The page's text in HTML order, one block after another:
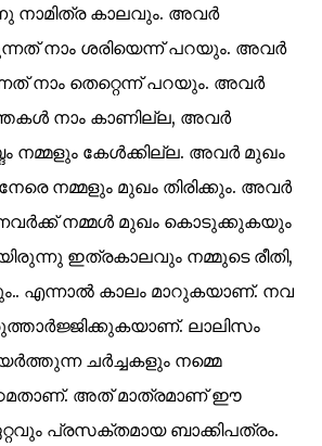
നാമിത്ര കാലവും. അവർ
നാം ശരിയെന്ന് പറയും. അവർ
നാം തെറ്റെന്ന് പറയും. അവർ
നാം കാണില്ല, അവർ
നമ്മളും കേൾക്കില്ല. അവർ മുഖം
നേരെ നമ്മളും മുഖം തിരിക്കും. അവർ
നമ്മൾ മുഖം കൊടുക്കുകയും
ഇത്രകാലവും നമ്മുടെ രീതി,
എന്നാൽ കാലം മാറുകയാണ്. നവ
ലാലിസം
ചർച്ചകളും നമ്മെ
അത് മാത്രമാണ് ഈ
പ്രസക്തമായ ബാക്കിപത്രം.